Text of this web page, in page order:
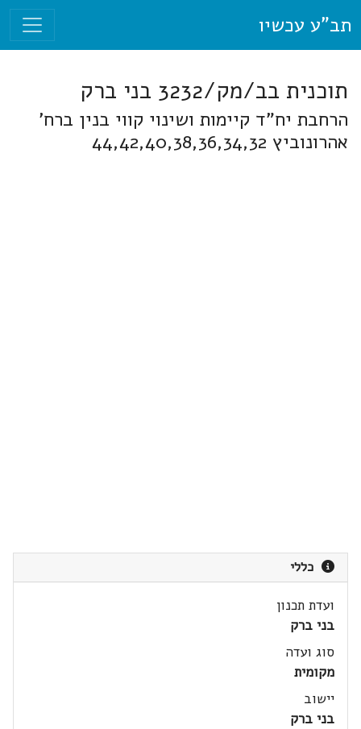
תב"ע עכשיו
תוכנית בב/מק/3232 בני ברק
הרחבת יח"ד קיימות ושינוי קווי בנין ברח'
אהרונוביץ 44,42,40,38,36,34,32
כללי
ועדת תכנון
בני ברק
סוג ועדה
מקומית
יישוב
בני ברק